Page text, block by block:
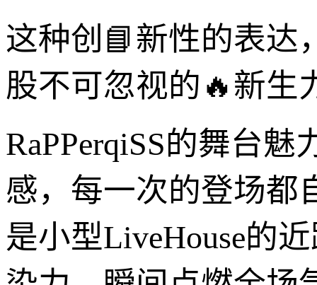
这种创📘新性的表达
股不可忽视的🔥新生
RaPPerqiSS的舞台
感，每一次的登场都
是小型LiveHouse的